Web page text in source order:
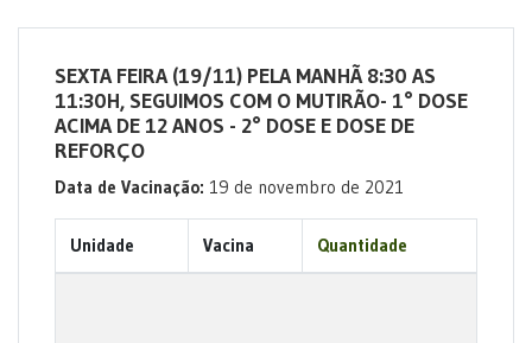
SEXTA FEIRA (19/11) PELA MANHÃ 8:30 AS
11:30H, SEGUIMOS COM O MUTIRÃO- 1° DOSE
ACIMA DE 12 ANOS - 2° DOSE E DOSE DE
REFORÇO
Data de Vacinação: 19 de novembro de 2021
Unidade Vacina Quantidade